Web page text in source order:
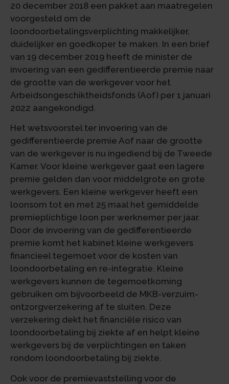
20 december 2018 een pakket aan maatregelen
voorgesteld om de
loondoorbetalingsverplichting makkelijker,
duidelijker en goedkoper te maken. In een brief
van 19 december 2019 heeft de minister de
invoering van een gedifferentieerde premie naar
de grootte van de werkgever voor het
Arbeidsongeschiktheidsfonds (Aof) per 1 januari
2022 aangekondigd.
Het wetsvoorstel ter invoering van de
gedifferentieerde premie Aof naar de grootte
van de werkgever is nu ingediend bij de Tweede
Kamer. Voor kleine werkgever gaat een lagere
premie gelden dan voor middelgrote en grote
werkgevers. Een kleine werkgever heeft een
loonsom tot en met 25 maal het gemiddelde
premieplichtige loon per werknemer per jaar.
Door de invoering van de gedifferentieerde
premie komt het kabinet kleine werkgevers
financieel tegemoet voor de kosten van
loondoorbetaling en re-integratie. Kleine
werkgevers kunnen de tegemoetkoming
gebruiken om bijvoorbeeld de MKB-verzuim-
ontzorgverzekering af te sluiten. Deze
verzekering dekt het financiële risico van
loondoorbetaling bij ziekte af en helpt kleine
werkgevers bij de verplichtingen en taken
rondom loondoorbetaling bij ziekte.
Ook voor de premievaststelling voor de